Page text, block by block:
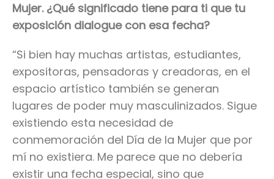
Mujer. ¿Qué significado tiene para ti que tu
exposición dialogue con esa fecha?
“Si bien hay muchas artistas, estudiantes,
expositoras, pensadoras y creadoras, en el
espacio artístico también se generan
lugares de poder muy masculinizados. Sigue
existiendo esta necesidad de
conmemoración del Día de la Mujer que por
mí no existiera. Me parece que no debería
existir una fecha especial, sino que